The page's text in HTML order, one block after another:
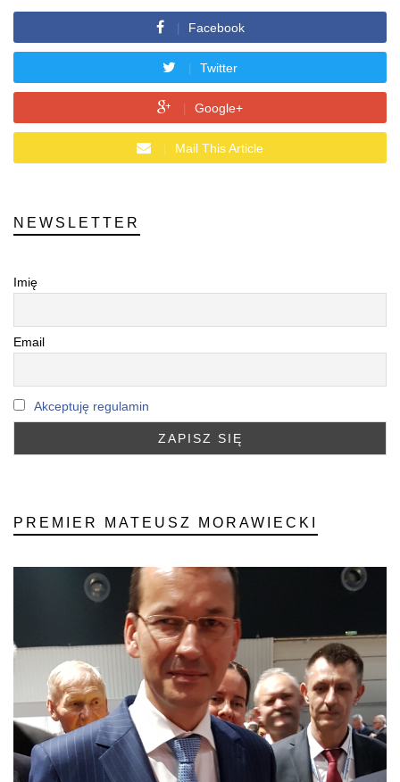
Facebook
Twitter
Google+
Mail This Article
NEWSLETTER
Imię
Email
Akceptuję regulamin
PREMIER MATEUSZ MORAWIECKI